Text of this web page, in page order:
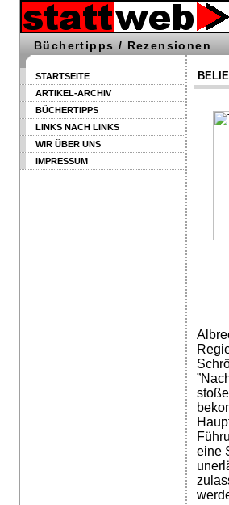
Büchertipps / Rezensionen
eine
STARTSEITE
ARTIKEL-ARCHIV
BÜCHERTIPPS
LINKS NACH LINKS
WIR ÜBER UNS
IMPRESSUM